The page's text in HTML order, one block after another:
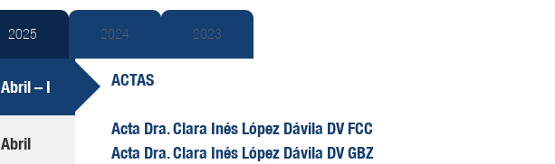
2025 2024 2023
Abril – I
Abril
ACTAS
Acta Dra. Clara Inés López Dávila DV FCC
Acta Dra. Clara Inés López Dávila DV GBZ